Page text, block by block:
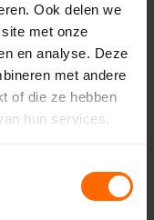
Ook delen we
met onze
en analyse. Deze
met andere
of die ze hebben
hun services.